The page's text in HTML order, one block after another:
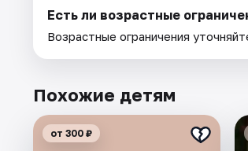
Есть ли возрастные
Возрастные ограничения
Похожие детям
от 300 ₽